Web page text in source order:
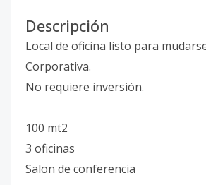
Descripción
Local de oficina listo para
Corporativa.
No requiere inversión.
100 mt2
3 oficinas
Salon de conferencia